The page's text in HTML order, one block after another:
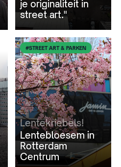
je originaliteit in
street art."
#STREET ART & PARKEN
Lentekriebels!
Lentebloesem in
Rotterdam
Centrum